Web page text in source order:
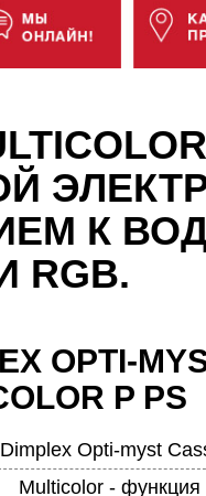
К
OPTI-
P PS
Dimplex Opti-myst
Multicolor -